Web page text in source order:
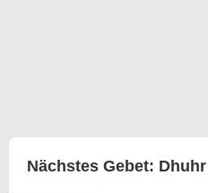
Nächstes Gebet: